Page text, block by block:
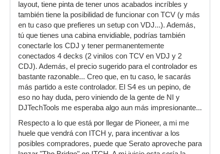
layout, tiene pinta de tener unos acabados incríbles y
también tiene la posibilidad de funcionar con TCV (y más
en tu caso que prefieres un setup con VDJ...). Además,
tú que tienes una cabina envidiable, podrías también
conectarle los CDJ y tener permanentemente
conectados 4 decks (2 vinilos con TCV en VDJ y 2
CDJ). Además, el precio sugerido para el controlador es
bastante razonable... Creo que, en tu caso, le sacarás
más partido a este controlador. El S4 es un pepino, de
eso no hay duda, pero viniendo de la gente de NI y
DJTechTools me esperaba algo aun más impresionante...
Respecto a lo que está por llegar de Pioneer, a mi me
huele que vendrá con ITCH y, para incentivar a los
posibles compradores, puede que Serato aproveche para